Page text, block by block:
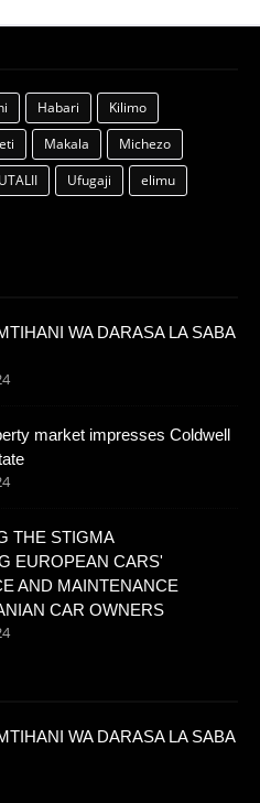
Habari
Kilimo
Makala
Michezo
UTALII Ufugaji
elimu
WA DARASA LA SABA
market impresses Coldwell
THE STIGMA
EUROPEAN CARS'
AND MAINTENANCE
CAR OWNERS
WA DARASA LA SABA